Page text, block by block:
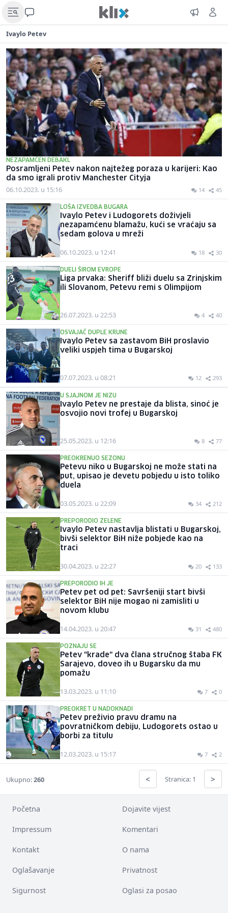
Ivaylo Petev
NEZAPAMĆEN DEBAKL
Posramljeni Petev nakon najtežeg poraza u karijeri: Kao
da smo igrali protiv Manchester Cityja
06.10.2023. u 15:16 14 45
LOŠA IZVEDBA BUGARA
Ivaylo Petev i Ludogorets doživjeli
nezapamćenu blamažu, kući se vraćaju sa
sedam golova u mreži
06.10.2023. u 12:41 18 30
DUELI ŠIROM EVROPE
Liga prvaka: Sheriff bliži duelu sa Zrinjskim
ili Slovanom, Petevu remi s Olimpijom
26.07.2023. u 22:53 4 40
OSVAJAČ DUPLE KRUNE
Ivaylo Petev sa zastavom BiH proslavio
veliki uspjeh tima u Bugarskoj
07.07.2023. u 08:21 12 293
U SJAJNOM JE NIZU
Ivaylo Petev ne prestaje da blista, sinoć je
osvojio novi trofej u Bugarskoj
25.05.2023. u 12:16 8 77
PREOKRENUO SEZONU
Petevu niko u Bugarskoj ne može stati na
put, upisao je devetu pobjedu u isto toliko
duela
03.05.2023. u 22:09 34 212
PREPORODIO ZELENE
Ivaylo Petev nastavlja blistati u Bugarskoj,
bivši selektor BiH niže pobjede kao na
traci
30.04.2023. u 22:27 20 133
PREPORODIO IH JE
Petev pet od pet: Savršeniji start bivši
selektor BiH nije mogao ni zamisliti u
novom klubu
14.04.2023. u 20:47 31 480
POZNAJU SE
Petev "krade" dva člana stručnog štaba FK
Sarajevo, doveo ih u Bugarsku da mu
pomažu
13.03.2023. u 11:10 7 0
PREOKRET U NADOKNADI
Petev preživio pravu dramu na
povratničkom debiju, Ludogorets ostao u
borbi za titulu
12.03.2023. u 15:17 7 2
Ukupno:260 < Stranica: 1 >
Početna Dojavite vijest
Impressum Komentari
Kontakt O nama
Oglašavanje Privatnost
Sigurnost Oglasi za posao